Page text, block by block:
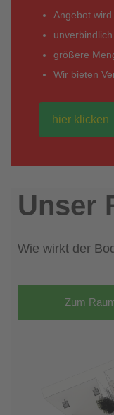
Angebot
größere
Wir bieten
hier klicken
Unser
Wie wirkt der
Zum